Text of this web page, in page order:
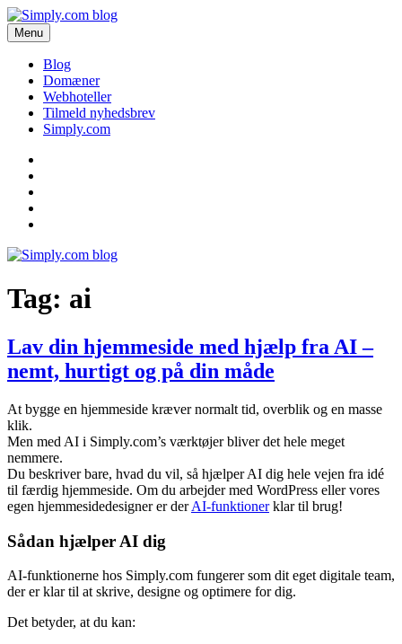
Videre
til
indhold
Simply.com blog
Få de seneste nyheder om domæner og webhoteller her.
Menu
Blog
Domæner
Webhoteller
Tilmeld nyhedsbrev
Simply.com
Tag: ai
Lav din hjemmeside med hjælp fra AI –
nemt, hurtigt og på din måde
At bygge en hjemmeside kræver normalt tid, overblik og en masse
klik.
Men med AI i Simply.com’s værktøjer bliver det hele meget
nemmere.
Du beskriver bare, hvad du vil, så hjælper AI dig hele vejen fra idé
til færdig hjemmeside. Om du arbejder med WordPress eller vores
egen hjemmesidedesigner er derAI-funktionerklar til brug!
Sådan hjælper AI dig
AI-funktionerne hos Simply.com fungerer som dit eget digitale team,
der er klar til at skrive, designe og optimere for dig.
Det betyder, at du kan: